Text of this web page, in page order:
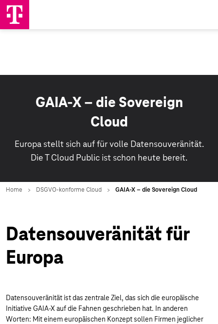
GAIA-X – die Sovereign
Cloud
Europa stellt sich auf für volle Datensouveränität.
Die T Cloud Public ist schon heute bereit.
Datensouveränität für
Europa
Datensouveränität ist das zentrale Ziel, das sich die europäische
Initiative GAIA-X auf die Fahnen geschrieben hat. In anderen
Worten: Mit einem europäischen Konzept sollen Firmen jeglicher